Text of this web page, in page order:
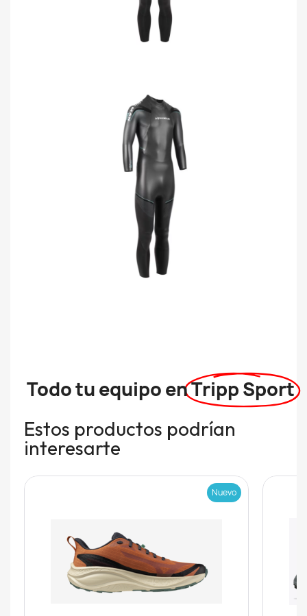
Todo tu equipo enTripp Sport
Estos productos podrían
interesarte
Nuevo